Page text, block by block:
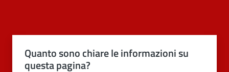
Quanto sono chiare le informazioni su
questa pagina?